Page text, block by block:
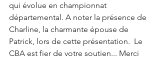
qui évolue en championnat
départemental. A noter la présence de
Charline, la charmante épouse de
Patrick, lors de cette présentation.  Le
CBA est fier de votre soutien... Merci